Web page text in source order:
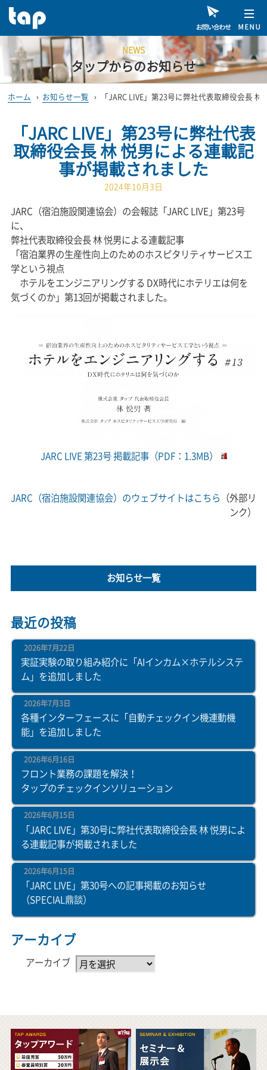
NEWS
タップからのお知らせ
ホーム › お知らせ一覧 › 「JARC LIVE」第23号に弊社代表取締役会長
「JARC LIVE」第23号に弊社代表
取締役会長 林 悦男による連載記
事が掲載されました
2024年10月3日
JARC（宿泊施設関連協会）の会報誌「JARC LIVE」第23号
に、
弊社代表取締役会長 林 悦男による連載記事
「宿泊業界の生産性向上のためのホスピタリティサービス工
学という視点
ホテルをエンジニアリングする DX時代にホテリエは何を
気づくのか」第13回が掲載されました。
JARC LIVE 第23号 掲載記事（PDF：1.3MB）
JARC（宿泊施設関連協会）のウェブサイトはこちら （外部リ
ンク）
お知らせ一覧
最近の投稿
実証実験の取り組み紹介に「AIインカム×ホテルシステ
ム」を追加しました
2026年7月22日
各種インターフェースに「自動チェックイン機連動機
能」を追加しました
2026年7月3日
フロント業務の課題を解決！
タップのチェックインソリューション
2026年6月16日
「JARC LIVE」第30号に弊社代表取締役会長 林 悦男によ
る連載記事が掲載されました
2026年6月15日
「JARC LIVE」第30号への記事掲載のお知らせ
（SPECIAL鼎談）
2026年6月15日
アーカイブ
アーカイブ